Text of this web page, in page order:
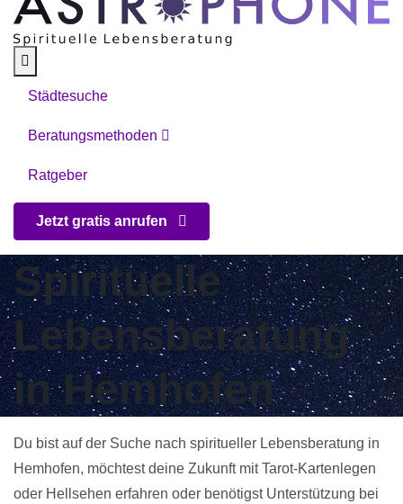
Städtesuche
Beratungsmethoden
Ratgeber
Jetzt gratis anrufen
Spirituelle
Lebensberatung
in Hemhofen
Du bist auf der Suche nach spiritueller Lebensberatung in
Hemhofen, möchtest deine Zukunft mit Tarot-Kartenlegen
oder Hellsehen erfahren oder benötigst Unterstützung bei